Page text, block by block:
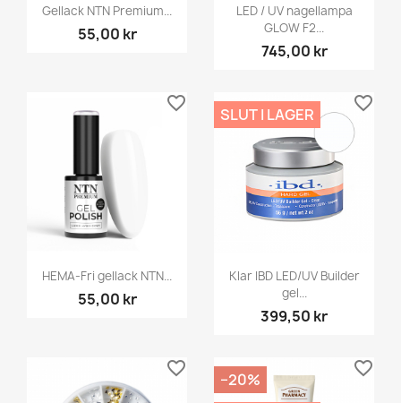
Gellack NTN Premium...
55,00 kr
LED / UV nagellampa
GLOW F2...
745,00 kr
HEMA-Fri gellack NTN...
55,00 kr
favorite_border
Klar IBD LED/UV Builder
gel...
399,50 kr
SLUT I LAGER
favorite_border
favorite_border
−20%
favorite_border